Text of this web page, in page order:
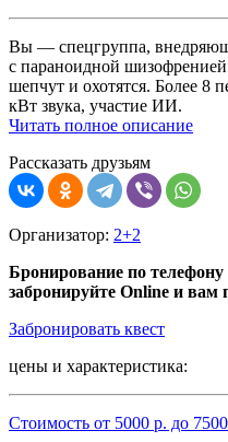
Вы — спецгруппа,
с параноидной
шепчут и охотятся. Более 8
кВт звука, участие ИИ.
Читать полное описание
Рассказать друзьям
Организатор: 2+2
Бронирование по телефону
забронируйте Online и вам
Забронировать квест
цены и характеристика:
Стоимость от 5000 р. до 7500